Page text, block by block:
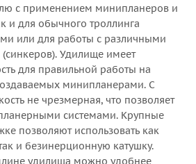
с применением минипланеров и
и для обычного троллинга
или для работы с различными
(синкеров). Удилище имеет
для правильной работы на
минипланерами. С
не чрезмерная, что позволяет
системами. Крупные
позволяют использовать как
и безинерционную катушку.
удилища можно удобнее